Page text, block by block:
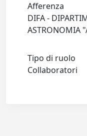
Afferenza
DIFA -
ASTRONOMIA
Tipo di ruolo
Collaboratori